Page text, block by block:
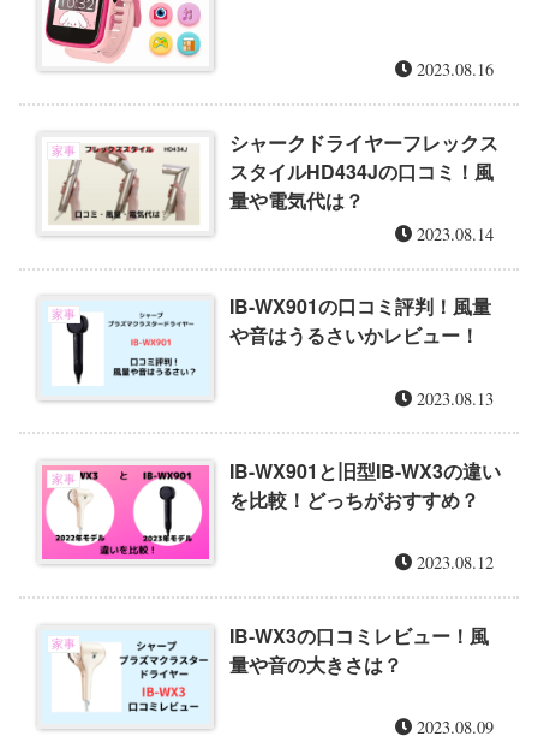
2023.08.16
家事
シャークドライヤーフレックス
スタイルHD434Jの口コミ！風
量や電気代は？
2023.08.14
家事
IB-WX901の口コミ評判！風量
や音はうるさいかレビュー！
2023.08.13
家事
IB-WX901と旧型IB-WX3の違い
を比較！どっちがおすすめ？
2023.08.12
家事
IB-WX3の口コミレビュー！風
量や音の大きさは？
2023.08.09